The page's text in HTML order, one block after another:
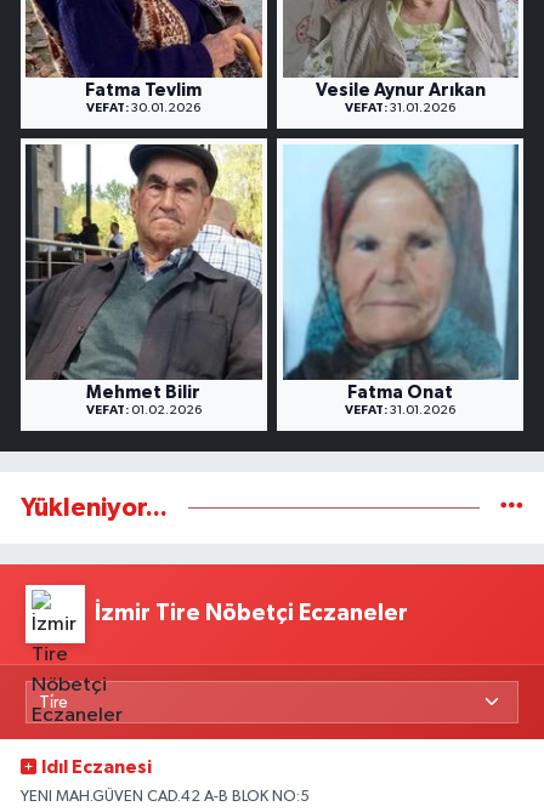
Fatma Tevlim
VEFAT: 30.01.2026
Vesile Aynur Arıkan
VEFAT: 31.01.2026
Mehmet Bilir
VEFAT:01.02.2026
Fatma Onat
VEFAT: 31.01.2026
Yükleniyor...
İzmir Tire Nöbetçi Eczaneler
Idıl Eczanesi
YENI MAH.GÜVEN CAD.42 A-B BLOK NO:5